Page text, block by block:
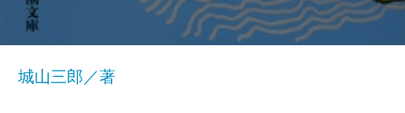
城山三郎／著